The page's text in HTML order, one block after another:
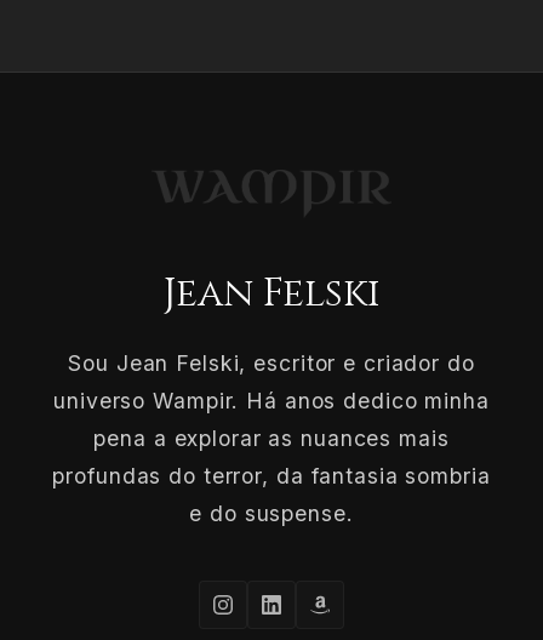
Jean Felski
Sou Jean Felski, escritor e criador do
universo Wampir. Há anos dedico minha
pena a explorar as nuances mais
profundas do terror, da fantasia sombria
e do suspense.